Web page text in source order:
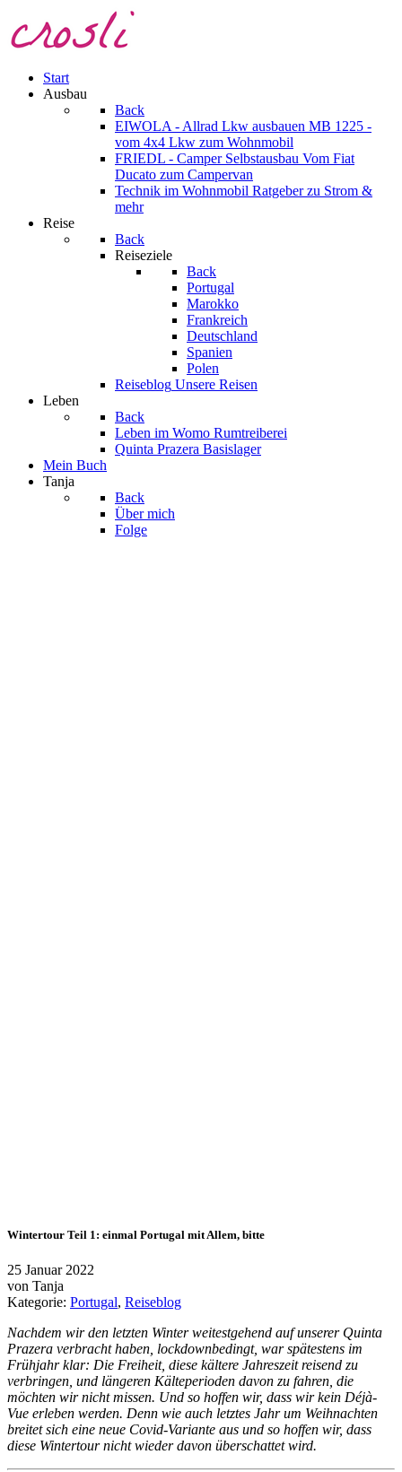
Start
Ausbau
Back
EIWOLA - Allrad Lkw ausbauen MB 1225 -
vom 4x4 Lkw zum Wohnmobil
FRIEDL - Camper Selbstausbau Vom Fiat
Ducato zum Campervan
Technik im Wohnmobil Ratgeber zu Strom &
mehr
Reise
Back
Reiseziele
Back
Portugal
Marokko
Frankreich
Deutschland
Spanien
Polen
Reiseblog Unsere Reisen
Leben
Back
Leben im Womo Rumtreiberei
Quinta Prazera Basislager
Mein Buch
Tanja
Back
Über mich
Folge
Wintertour Teil 1: einmal Portugal mit Allem, bitte
25 Januar 2022
von Tanja
Kategorie: Portugal, Reiseblog
Nachdem wir den letzten Winter weitestgehend auf unserer Quinta
Prazera verbracht haben, lockdownbedingt, war spätestens im
Frühjahr klar: Die Freiheit, diese kältere Jahreszeit reisend zu
verbringen, und längeren Kälteperioden davon zu fahren, die
möchten wir nicht missen. Und so hoffen wir, dass wir kein Déjà-
Vue erleben werden. Denn wie auch letztes Jahr um Weihnachten
breitet sich eine neue Covid-Variante aus und so hoffen wir, dass
diese Wintertour nicht wieder davon überschattet wird.